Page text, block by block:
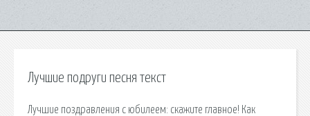
Лучшие подруги песня текст
Лучшие поздравления с юбилеем: скажите главное! Как